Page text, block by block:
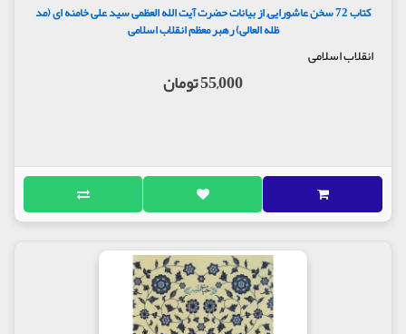
کتاب 72 سخن عاشورایی, از بیانات حضرت آیت الله العظمی سید علی خامنه ای (مد
ظله العالی) رهبر معظم انقلاب اسلامی
انقلاب اسلامی
55,000 تومان